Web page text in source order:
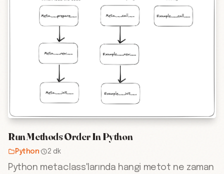
Run Methods Order In Python
Python· 2 dk
Python metaclass'larında hangi metot ne zaman